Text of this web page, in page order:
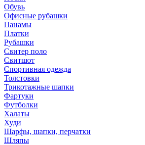
Обувь
Офисные рубашки
Панамы
Платки
Рубашки
Свитер поло
Свитшот
Спортивная одежда
Толстовки
Трикотажные шапки
Фартуки
Футболки
Халаты
Худи
Шарфы, шапки, перчатки
Шляпы